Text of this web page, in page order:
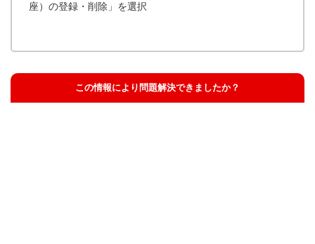
座）の登録・削除」を選択
この情報により問題解決できましたか？